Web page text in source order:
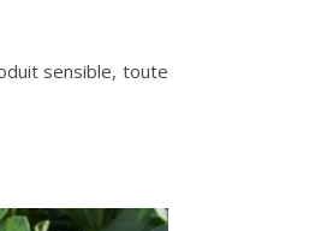
sensible, toute